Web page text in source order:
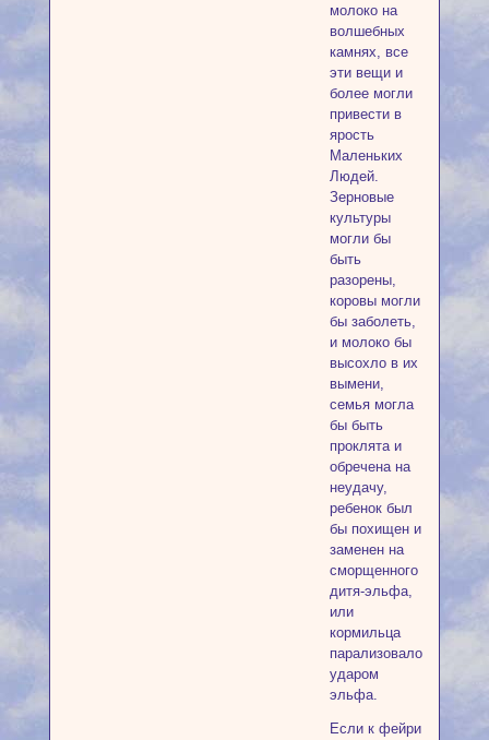
молоко на
волшебных
камнях, все
эти вещи и
более могли
привести в
ярость
Маленьких
Людей.
Зерновые
культуры
могли бы
быть
разорены,
коровы могли
бы заболеть,
и молоко бы
высохло в их
вымени,
семья могла
бы быть
проклята и
обречена на
неудачу,
ребенок был
бы похищен и
заменен на
сморщенного
дитя-эльфа,
или
кормильца
парализовало
ударом
эльфа.
Если к фейри